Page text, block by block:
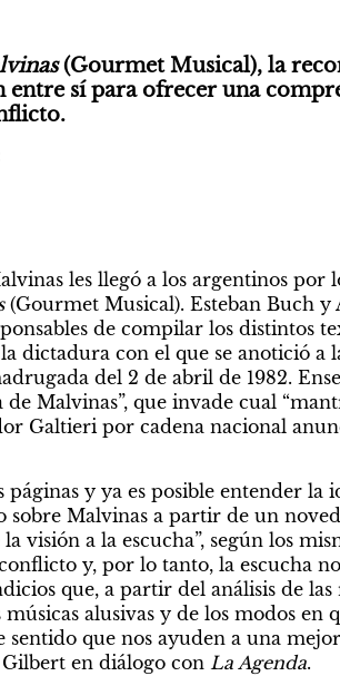
(Gourmet Musical), la
entre sí para ofrecer una
(Gourmet Musical). Esteban Buch y
de compilar los distintos
dictadura con el que se anotició a
del 2 de abril de 1982.
de Malvinas”, que invade cual
Galtieri por cadena nacional
páginas y ya es posible entender
sobre Malvinas a partir de un
la visión a la escucha”, según los
y, por lo tanto, la escucha
que, a partir del análisis de las
músicas alusivas y de los modos
sentido que nos ayuden a una
Gilbert en diálogo con La Agenda.